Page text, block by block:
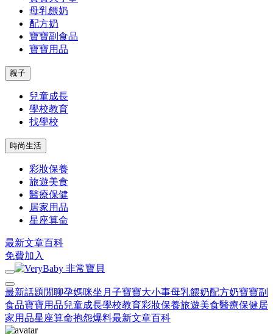
母乳餵奶
配方奶
寶寶副食品
寶寶用品
親子
兒童成長
學校教育
找學校
時尚生活
彩妝保養
旅遊美食
醫療保健
居家用品
星座算命
最新文章百科
免費加入
最新話題 閒聊孕媽咪坐月子寶寶大小事母乳餵奶配方奶寶寶副
食品寶寶用品兒童成長學校教育彩妝保養旅遊美食醫療保健居
家用品星座算命抱怨爆料最新文章百科